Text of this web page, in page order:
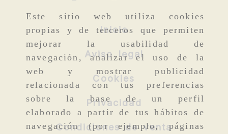
Este sitio web utiliza cookies
propias y de terceros que permiten
mejorar la usabilidad de
navegación, analizar el uso de la
web y mostrar publicidad
relacionada con tus preferencias
sobre la base de un perfil
elaborado a partir de tus hábitos de
navegación (por ejemplo, páginas
Inicio
Aviso legal
Cookies
Privacidad
Condiciones de venta